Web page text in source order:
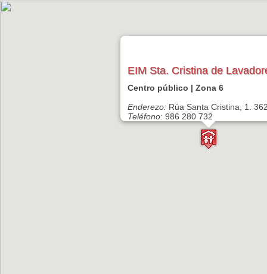
EIM Sta. Cristina de
Centro público | Zona 6
Enderezo: Rúa Santa Cristina, 1.
Teléfono: 986 280 732